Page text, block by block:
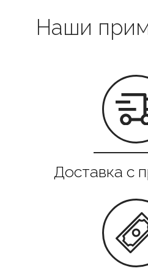
Гарантия качества
Все в наличии